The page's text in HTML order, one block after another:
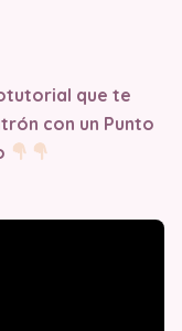
que te
con un Punto